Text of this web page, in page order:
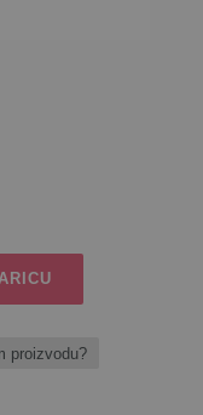
proizvodu?